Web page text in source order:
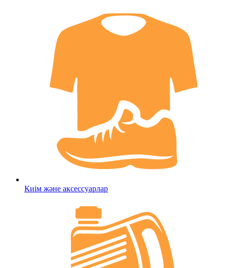
Киім және аксессуарлар